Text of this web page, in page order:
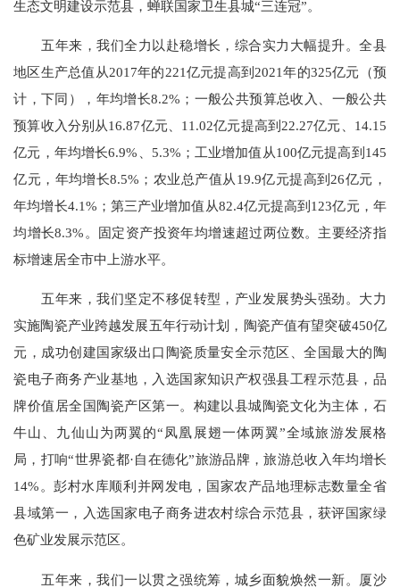
生态文明建设示范县，蝉联国家卫生县城“三连冠”。
五年来，我们全力以赴稳增长，综合实力大幅提升。全县
地区生产总值从2017年的221亿元提高到2021年的325亿元（预
计，下同），年均增长8.2%；一般公共预算总收入、一般公共
预算收入分别从16.87亿元、11.02亿元提高到22.27亿元、14.15
亿元，年均增长6.9%、5.3%；工业增加值从100亿元提高到145
亿元，年均增长8.5%；农业总产值从19.9亿元提高到26亿元，
年均增长4.1%；第三产业增加值从82.4亿元提高到123亿元，年
均增长8.3%。固定资产投资年均增速超过两位数。主要经济指
标增速居全市中上游水平。
五年来，我们坚定不移促转型，产业发展势头强劲。大力
实施陶瓷产业跨越发展五年行动计划，陶瓷产值有望突破450亿
元，成功创建国家级出口陶瓷质量安全示范区、全国最大的陶
瓷电子商务产业基地，入选国家知识产权强县工程示范县，品
牌价值居全国陶瓷产区第一。构建以县城陶瓷文化为主体，石
牛山、九仙山为两翼的“凤凰展翅一体两翼”全域旅游发展格
局，打响“世界瓷都·自在德化”旅游品牌，旅游总收入年均增长
14%。彭村水库顺利并网发电，国家农产品地理标志数量全省
县域第一，入选国家电子商务进农村综合示范县，获评国家绿
色矿业发展示范区。
五年来，我们一以贯之强统筹，城乡面貌焕然一新。厦沙